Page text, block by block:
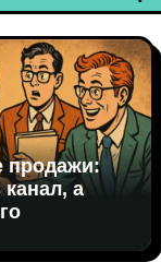
продажи:
канал, а